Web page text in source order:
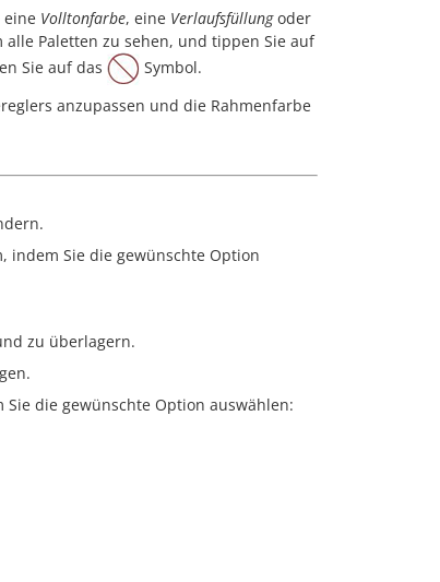
eine Volltonfarbe, eine Verlaufsfüllungoder
Paletten zu sehen, und tippen Sie auf
Sie auf das
Symbol.
anzupassen und die Rahmenfarbe
indem Sie die gewünschte Option
zu überlagern.
die gewünschte Option auswählen: